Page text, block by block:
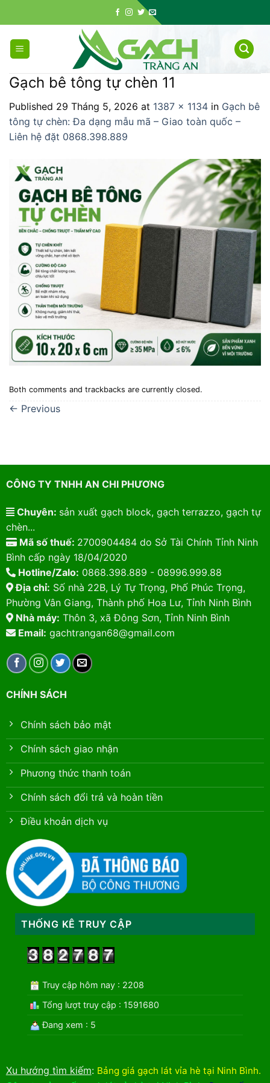
to
content
Gạch bê tông tự chèn 11
Published 29 Tháng 5, 2026 at 1387 × 1134 in Gạch bê
tông tự chèn: Đa dạng mẫu mã – Giao toàn quốc –
Liên hệ đặt 0868.398.889
Both comments and trackbacks are currently closed.
← Previous
CÔNG TY TNHH AN CHI PHƯƠNG
Chuyên: sản xuất gạch block, gạch terrazzo, gạch tự
chèn...
Mã số thuế: 2700904484 do Sở Tài Chính Tỉnh Ninh
Bình cấp ngày 18/04/2020
Hotline/Zalo: 0868.398.889 - 08996.999.88
Địa chỉ: Số nhà 22B, Lý Tự Trọng, Phố Phúc Trọng,
Phường Vân Giang, Thành phố Hoa Lư, Tỉnh Ninh Bình
Nhà máy: Thôn 3, xã Đông Sơn, Tỉnh Ninh Bình
Email: gachtrangan68@gmail.com
CHÍNH SÁCH
Chính sách bảo mật
Chính sách giao nhận
Phương thức thanh toán
Chính sách đổi trả và hoàn tiền
Điều khoản dịch vụ
THỐNG KÊ TRUY CẬP
Truy cập hôm nay : 2208
Tổng lượt truy cập : 1591680
Đang xem : 5
Xu hướng tìm kiếm: Bảng giá gạch lát vỉa hè tại Ninh Bình.